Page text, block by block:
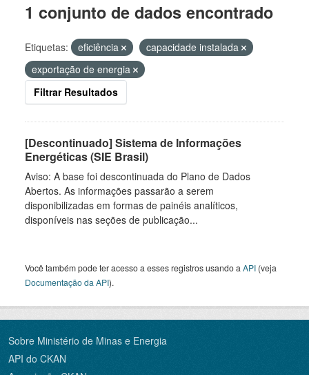
1 conjunto de dados encontrado
Etiquetas: eficiência
capacidade instalada
exportação de energia
Filtrar Resultados
[Descontinuado] Sistema de Informações
Energéticas (SIE Brasil)
Aviso: A base foi descontinuada do Plano de Dados
Abertos. As informações passarão a serem
disponibilizadas em formas de painéis analíticos,
disponíveis nas seções de publicação...
Você também pode ter acesso a esses registros usando a API (veja
Documentação da API).
Sobre Ministério de Minas e Energia
API do CKAN